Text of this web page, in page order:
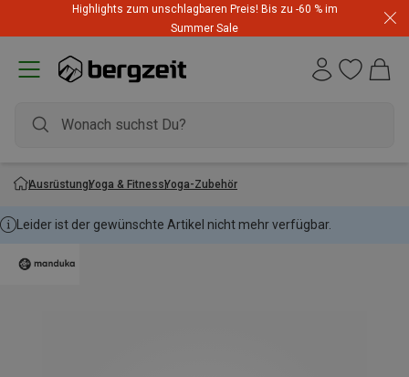
Highlights zum unschlagbaren Preis! Bis zu -60 % im
Summer Sale
AusrüstungYoga & FitnessYoga-Zubehör
Leider ist der gewünschte Artikel nicht mehr verfügbar.